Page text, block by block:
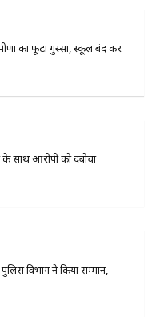
का फूटा गुस्सा, स्कूल बंद कर
साथ आरोपी को दबोचा
विभाग ने किया सम्मान,